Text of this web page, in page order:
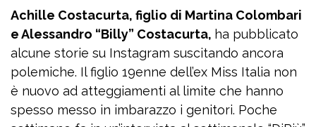
Achille Costacurta, figlio di Martina Colombari
e Alessandro “Billy” Costacurta, ha pubblicato
alcune storie su Instagram suscitando ancora
polemiche. Il figlio 19enne dell’ex Miss Italia non
è nuovo ad atteggiamenti al limite che hanno
spesso messo in imbarazzo i genitori. Poche